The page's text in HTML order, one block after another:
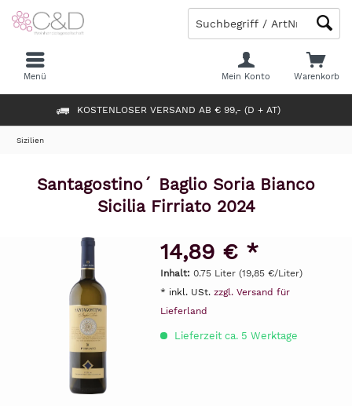
KOSTENLOSER VERSAND AB € 99,- (D + AT)
Warenkorb
Mein Konto
Menü
Sizilien
Santagostino´ Baglio Soria Bianco
Sicilia Firriato 2024
14,89 € *
Inhalt: 0.75 Liter (19,85 €/Liter)
* inkl. USt. zzgl. Versand für
Lieferland
Lieferzeit ca. 5 Werktage